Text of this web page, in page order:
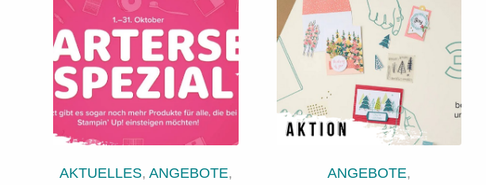
AKTUELLES, ANGEBOTE,
ANGEBOTE,